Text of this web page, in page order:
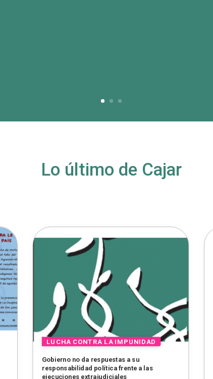
Lo último de Cajar
Gobierno no da respuestas a su
responsabilidad política frente a las
ejecuciones extrajudiciales